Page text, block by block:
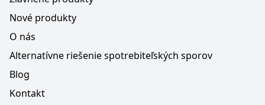
Nové produkty
O nás
Alternatívne riešenie spotrebiteľských sporov
Blog
Kontakt